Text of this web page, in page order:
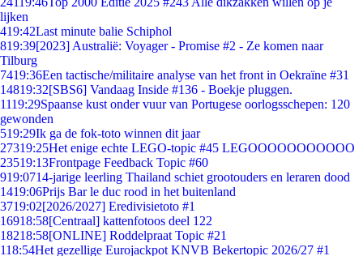
lijken
419:42Last minute balie Schiphol
819:39[2023] Australië: Voyager - Promise #2 - Ze komen naar
Tilburg
7419:36Een tactische/militaire analyse van het front in Oekraïne #31
14819:32[SBS6] Vandaag Inside #136 - Boekje pluggen.
1119:29Spaanse kust onder vuur van Portugese oorlogsschepen: 120
gewonden
519:29Ik ga de fok-toto winnen dit jaar
27319:25Het enige echte LEGO-topic #45 LEGOOOOOOOOOOO
23519:13Frontpage Feedback Topic #60
919:0714-jarige leerling Thailand schiet grootouders en leraren dood
1419:06Prijs Bar le duc rood in het buitenland
3719:02[2026/2027] Eredivisietoto #1
16918:58[Centraal] kattenfotoos deel 122
18218:58[ONLINE] Roddelpraat Topic #21
118:54Het gezellige Eurojackpot KNVB Bekertopic 2026/27 #1